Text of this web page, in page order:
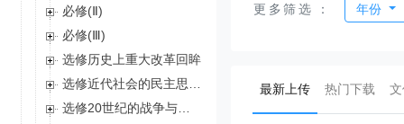
必修(Ⅱ)
必修(Ⅲ)
选修历史上重大改革回眸
选修近代社会的民主思想与实践
选修20世纪的战争与和平
更多筛选 ： 年份
最新上传(current)
热门下载